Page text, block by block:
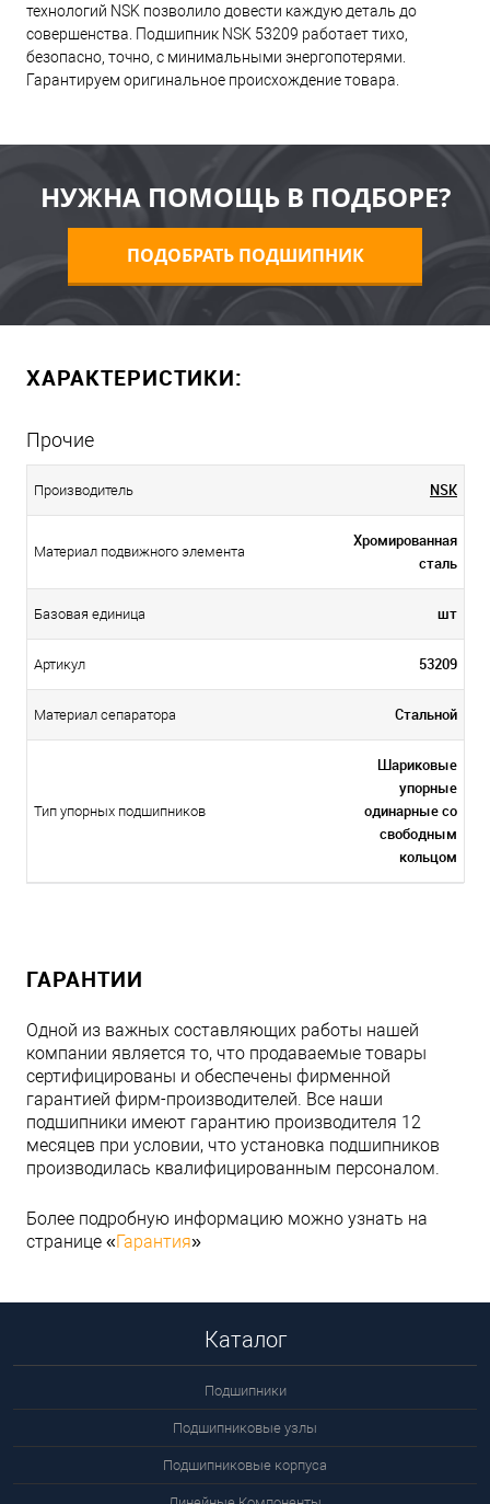
технологий NSK позволило довести каждую деталь до
совершенства. Подшипник NSK 53209 работает тихо,
безопасно, точно, с минимальными энергопотерями.
Гарантируем оригинальное происхождение товара.
НУЖНА ПОМОЩЬ В ПОДБОРЕ?
ПОДОБРАТЬ ПОДШИПНИК
ХАРАКТЕРИСТИКИ:
Прочие
Производитель NSK
Материал подвижного элемента
Хромированная
сталь
Базовая единица шт
Артикул 53209
Материал сепаратора Стальной
Тип упорных подшипников
Шариковые
упорные
одинарные со
свободным
кольцом
ГАРАНТИИ
Одной из важных составляющих работы нашей
компании является то, что продаваемые товары
сертифицированы и обеспечены фирменной
гарантией фирм-производителей. Все наши
подшипники имеют гарантию производителя 12
месяцев при условии, что установка подшипников
производилась квалифицированным персоналом.
Более подробную информацию можно узнать на
странице «Гарантия»
Каталог
Подшипники
Подшипниковые узлы
Подшипниковые корпуса